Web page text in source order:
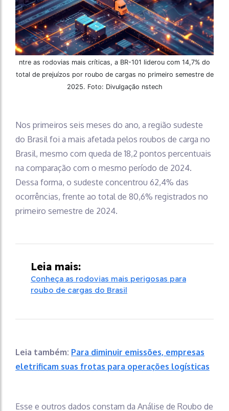
ntre as rodovias mais críticas, a BR-101 liderou com 14,7% do
total de prejuízos por roubo de cargas no primeiro semestre de
2025. Foto: Divulgação nstech
Nos primeiros seis meses do ano, a região sudeste
do Brasil foi a mais afetada pelos roubos de carga no
Brasil, mesmo com queda de 18,2 pontos percentuais
na comparação com o mesmo período de 2024.
Dessa forma, o sudeste concentrou 62,4% das
ocorrências, frente ao total de 80,6% registrados no
primeiro semestre de 2024.
Leia mais:
Conheça as rodovias mais perigosas para
roubo de cargas do Brasil
Leia também: Para diminuir emissões, empresas
eletrificam suas frotas para operações logísticas
Esse e outros dados constam da Análise de Roubo de